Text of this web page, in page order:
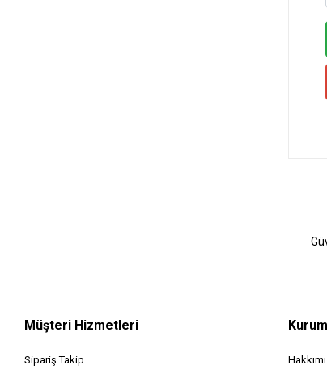
Müşteri Hizmetleri
Sipariş Takip